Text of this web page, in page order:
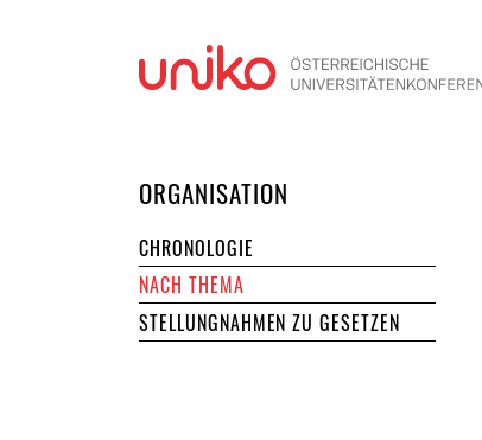
ORGANISATION
CHRONOLOGIE
NACH THEMA
STELLUNGNAHMEN ZU GESETZEN